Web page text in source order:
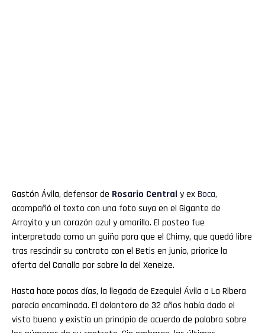
Gastón Ávila, defensor de Rosario Central y exBoca,
acompañó el texto con una foto suya en el Gigante de
Arroyito y un corazón azul y amarillo. El posteo fue
interpretado como un guiño para que el Chimy, que quedó libre
tras rescindir su contrato con el Betis en junio, priorice la
oferta del Canalla por sobre la del Xeneize.
Hasta hace pocos días, la llegada de Ezequiel Ávila a La Ribera
parecía encaminada. El delantero de 32 años había dado el
visto bueno y existía un principio de acuerdo de palabra sobre